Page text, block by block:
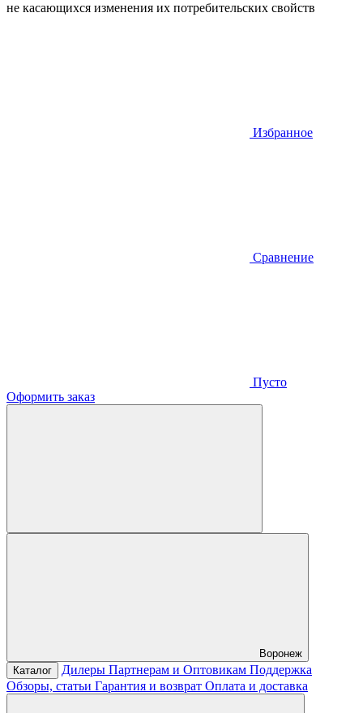
не касающихся изменения их потребительских свойств
Избранное
Сравнение
Пусто
Оформить заказ
Воронеж
Каталог
Дилеры Партнерам и Оптовикам Поддержка
Обзоры, статьи Гарантия и возврат Оплата и доставка